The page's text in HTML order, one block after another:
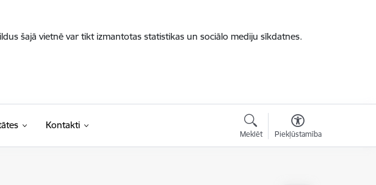
šajā vietnē var tikt izmantotas statistikas un sociālo mediju sīkdatnes.
Kontakti
Meklēt Piekļūstamība